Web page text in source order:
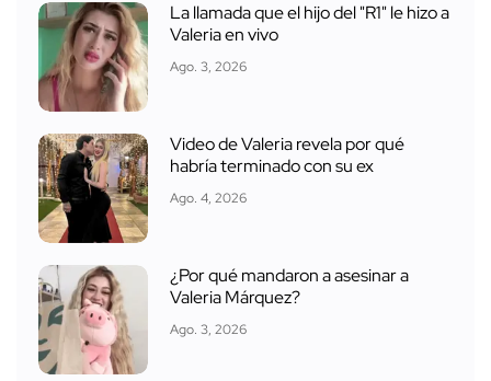
La llamada que el hijo del "R1" le hizo a
Valeria en vivo
Ago. 3, 2026
Video de Valeria revela por qué
habría terminado con su ex
Ago. 4, 2026
¿Por qué mandaron a asesinar a
Valeria Márquez?
Ago. 3, 2026